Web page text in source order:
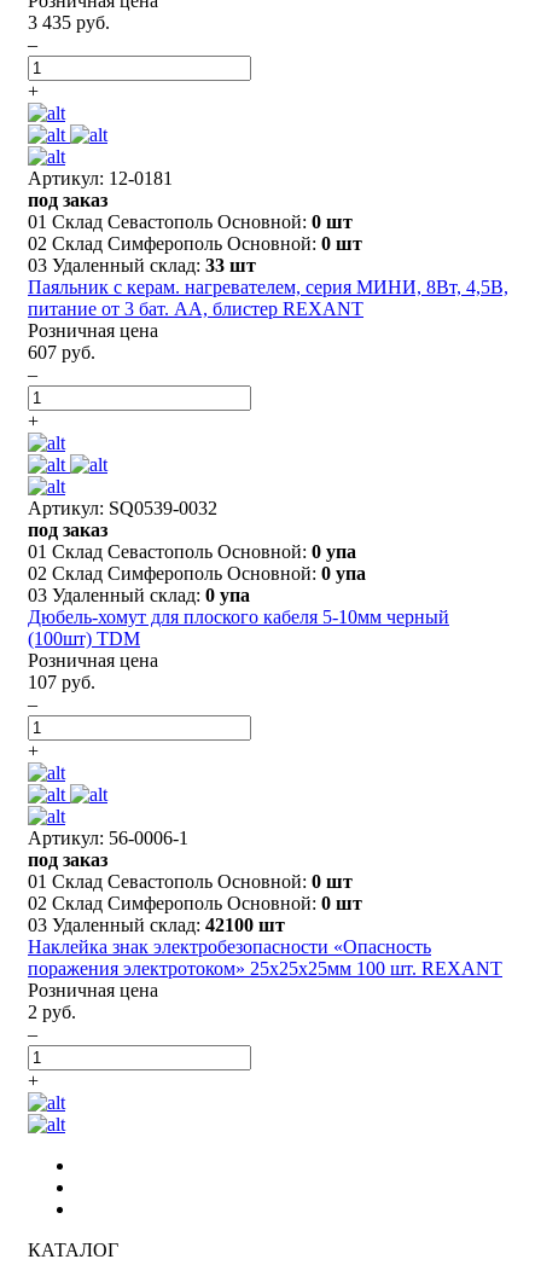
3 435 руб.
–
+
Артикул: 12-0181
под заказ
01 Склад Севастополь Основной: 0 шт
02 Склад Симферополь Основной: 0 шт
03 Удаленный склад: 33 шт
Паяльник с керам. нагревателем, серия МИНИ, 8Вт, 4,5В,
питание от 3 бат. АА, блистер REXANT
Розничная цена
607 руб.
–
+
Артикул: SQ0539-0032
под заказ
01 Склад Севастополь Основной: 0 упа
02 Склад Симферополь Основной: 0 упа
03 Удаленный склад: 0 упа
Дюбель-хомут для плоского кабеля 5-10мм черный
(100шт) TDM
Розничная цена
107 руб.
–
+
Артикул: 56-0006-1
под заказ
01 Склад Севастополь Основной: 0 шт
02 Склад Симферополь Основной: 0 шт
03 Удаленный склад: 42100 шт
Наклейка знак электробезопасности «Опасность
поражения электротоком» 25х25х25мм 100 шт. REXANT
Розничная цена
2 руб.
–
+
КАТАЛОГ